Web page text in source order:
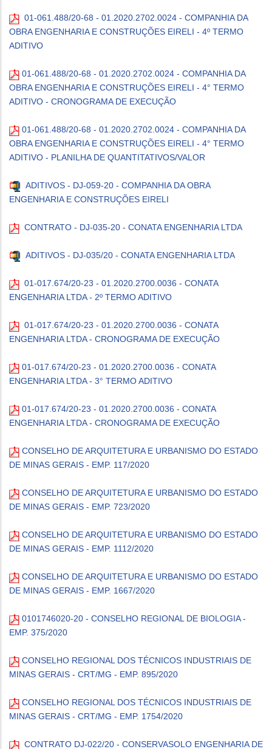
01-061.488/20-68 - 01.2020.2702.0024 - COMPANHIA DA
OBRA ENGENHARIA E CONSTRUÇÕES EIRELI - 4º TERMO
ADITIVO
01-061.488/20-68 - 01.2020.2702.0024 - COMPANHIA DA
OBRA ENGENHARIA E CONSTRUÇÕES EIRELI - 4° TERMO
ADITIVO - CRONOGRAMA DE EXECUÇÃO
01-061.488/20-68 - 01.2020.2702.0024 - COMPANHIA DA
OBRA ENGENHARIA E CONSTRUÇÕES EIRELI - 4° TERMO
ADITIVO - PLANILHA DE QUANTITATIVOS/VALOR
ADITIVOS - DJ-059-20 - COMPANHIA DA OBRA
ENGENHARIA E CONSTRUÇÕES EIRELI
CONTRATO - DJ-035-20 - CONATA ENGENHARIA LTDA
ADITIVOS - DJ-035/20 - CONATA ENGENHARIA LTDA
01-017.674/20-23 - 01.2020.2700.0036 - CONATA
ENGENHARIA LTDA - 2º TERMO ADITIVO
01-017.674/20-23 - 01.2020.2700.0036 - CONATA
ENGENHARIA LTDA - CRONOGRAMA DE EXECUÇÃO
01-017.674/20-23 - 01.2020.2700.0036 - CONATA
ENGENHARIA LTDA - 3° TERMO ADITIVO
01-017.674/20-23 - 01.2020.2700.0036 - CONATA
ENGENHARIA LTDA - CRONOGRAMA DE EXECUÇÃO
CONSELHO DE ARQUITETURA E URBANISMO DO ESTADO
DE MINAS GERAIS - EMP. 117/2020
CONSELHO DE ARQUITETURA E URBANISMO DO ESTADO
DE MINAS GERAIS - EMP. 723/2020
CONSELHO DE ARQUITETURA E URBANISMO DO ESTADO
DE MINAS GERAIS - EMP. 1112/2020
CONSELHO DE ARQUITETURA E URBANISMO DO ESTADO
DE MINAS GERAIS - EMP. 1667/2020
0101746020-20 - CONSELHO REGIONAL DE BIOLOGIA -
EMP. 375/2020
CONSELHO REGIONAL DOS TÉCNICOS INDUSTRIAIS DE
MINAS GERAIS - CRT/MG - EMP. 895/2020
CONSELHO REGIONAL DOS TÉCNICOS INDUSTRIAIS DE
MINAS GERAIS - CRT/MG - EMP. 1754/2020
CONTRATO DJ-022/20 - CONSERVASOLO ENGENHARIA DE